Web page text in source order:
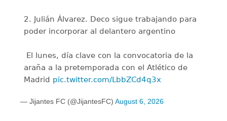
2. Julián Álvarez. Deco sigue trabajando para
poder incorporar al delantero argentino
️ El lunes, día clave con la convocatoria de la
araña a la pretemporada con el Atlético de
Madrid pic.twitter.com/LbbZCd4q3x
— Jijantes FC (@JijantesFC) August 6, 2026